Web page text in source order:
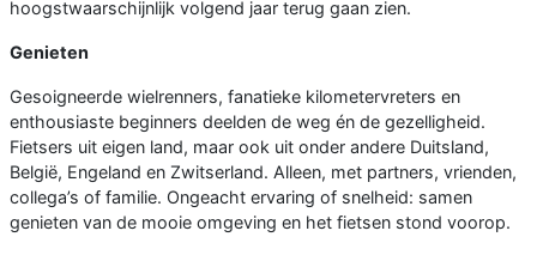
hoogstwaarschijnlijk volgend jaar terug gaan zien.
Genieten
Gesoigneerde wielrenners, fanatieke kilometervreters en
enthousiaste beginners deelden de weg én de gezelligheid.
Fietsers uit eigen land, maar ook uit onder andere Duitsland,
België, Engeland en Zwitserland. Alleen, met partners, vrienden,
collega’s of familie. Ongeacht ervaring of snelheid: samen
genieten van de mooie omgeving en het fietsen stond voorop.